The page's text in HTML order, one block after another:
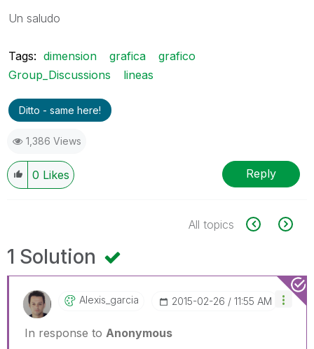
Un saludo
Tags: dimension grafica
grafico
Group_Discussions
lineas
Ditto - same here!
1,386 Views
0 Likes Reply
All topics
1 Solution
Alexis_garcia ‎2015-02-26 11:55 AM
In response to Anonymous